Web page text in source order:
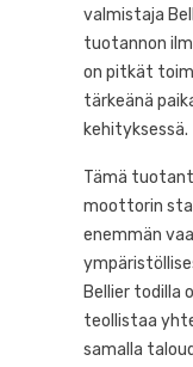
valmistaja
tuotannon
on pitkät
tärkeänä
kehityksessä.
Tämä
moottorin
enemmän
Bellier todilla
teollistaa
samalla